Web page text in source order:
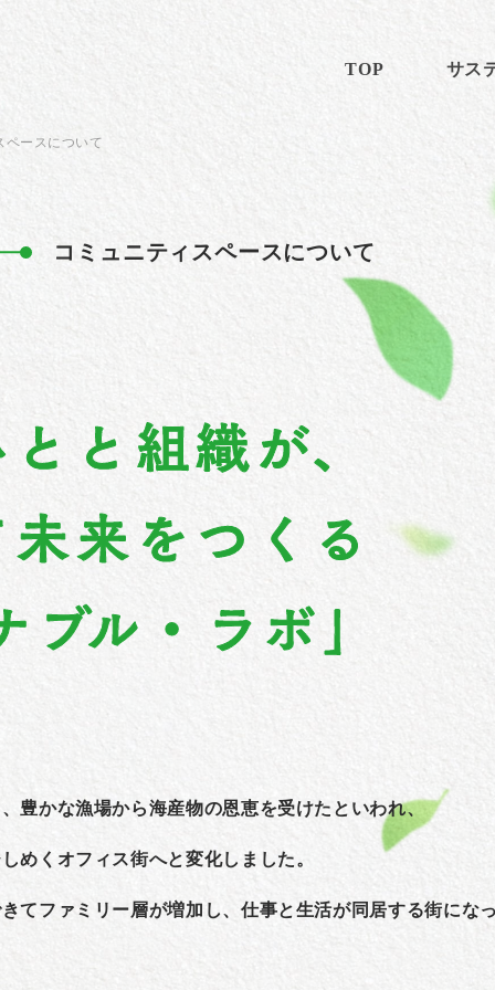
TOP サス
ペースについて
コミュニティスペースについて
豊かな漁場から海産物の恩恵を受けたといわれ、
めくオフィス街へと変化しました。
てファミリー層が増加し、仕事と生活が同居する街にな